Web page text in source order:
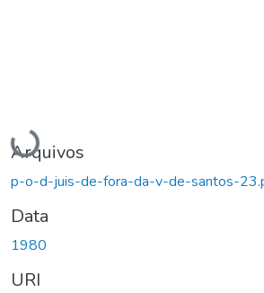
Carregando...
Arquivos
p-o-d-juis-de-fora-da-v-de-santos-
Data
1980
URI